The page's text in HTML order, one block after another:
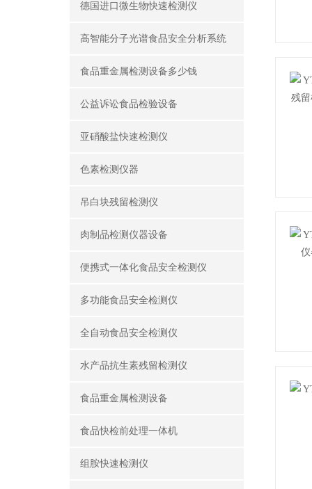
德国进口微生物快速检测仪
高智能分子光谱食品安全分析系统
食品重金属检测设备多少钱
公益诉讼食品检验设备
亚硝酸盐快速检测仪
色素检测仪器
吊白块残留检测仪
肉制品检测仪器设备
便携式一体化食品安全检测仪
多功能食品安全检测仪
全自动食品安全检测仪
水产品抗生素残留检测仪
食品重金属检测设备
食品快检前处理一体机
组胺快速检测仪